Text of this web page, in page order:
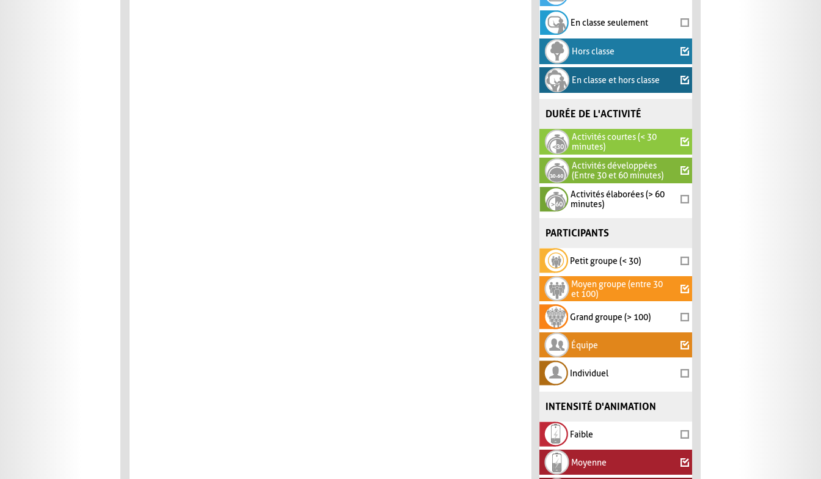
En classe seulement
Hors classe
En classe et hors classe
DURÉE DE L'ACTIVITÉ
Activités courtes (< 30
minutes)
Activités développées
(Entre 30 et 60 minutes)
Activités élaborées (> 60
minutes)
PARTICIPANTS
Petit groupe (< 30)
Moyen groupe (entre 30
et 100)
Grand groupe (> 100)
Équipe
Individuel
INTENSITÉ D'ANIMATION
Faible
Moyenne